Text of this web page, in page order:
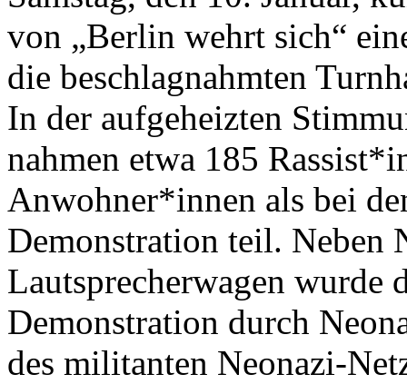
von „Berlin wehrt sich“
die beschlagnahmten
In der aufgeheizten
nahmen etwa 185
Anwohner*innen als bei
Demonstration teil. Neben
Lautsprecherwagen wurde
Demonstration durch
des militanten Neonazi-